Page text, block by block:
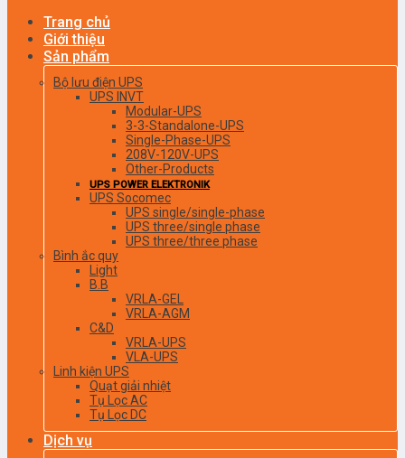
Trang chủ
Giới thiệu
Sản phẩm
Bộ lưu điện UPS
UPS INVT
Modular-UPS
3-3-Standalone-UPS
Single-Phase-UPS
208V-120V-UPS
Other-Products
UPS POWER ELEKTRONIK
UPS Socomec
UPS single/single-phase
UPS three/single phase
UPS three/three phase
Bình ắc quy
Light
B.B
VRLA-GEL
VRLA-AGM
C&D
VRLA-UPS
VLA-UPS
Linh kiện UPS
Quạt giải nhiệt
Tụ Lọc AC
Tụ Lọc DC
Dịch vụ